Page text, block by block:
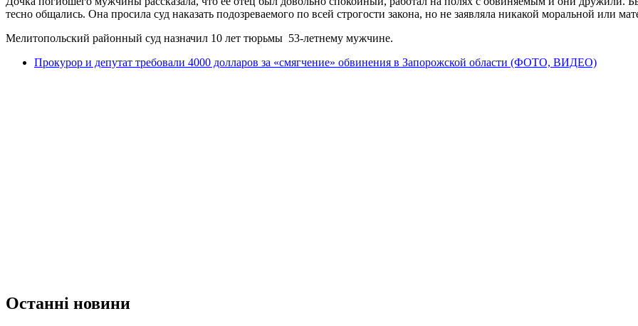
тесно общались. Она просила суд наказать подозреваемого по всей строгости закона, но не заявляла никакой моральной или
Мелитопольский районный суд назначил 10 лет тюрьмы 53-летнему мужчине.
Прокурор и депутат требовали 4000 долларов за «смягчение» обвинения в Запорожской области (ФОТО, ВИДЕО)
Останні новини